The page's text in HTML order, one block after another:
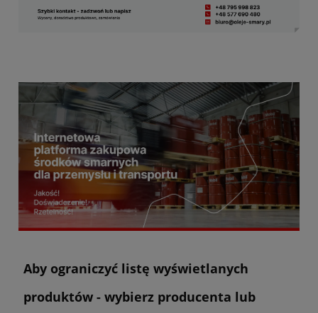
Aby ograniczyć listę wyświetlanych
produktów - wybierz producenta lub